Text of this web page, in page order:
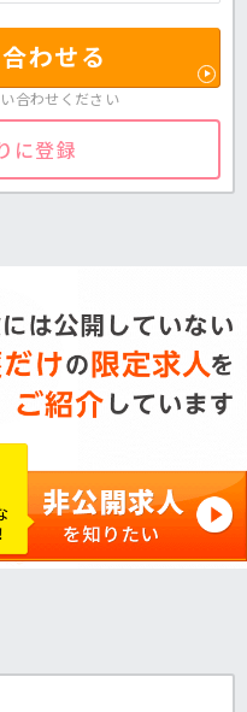
わせる
合わせください
に登録